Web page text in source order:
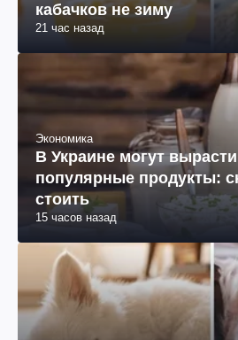
кабачков не зиму
21 час назад
Экономика
В Украине могут
популярные продукты:
стоить
15 часов назад